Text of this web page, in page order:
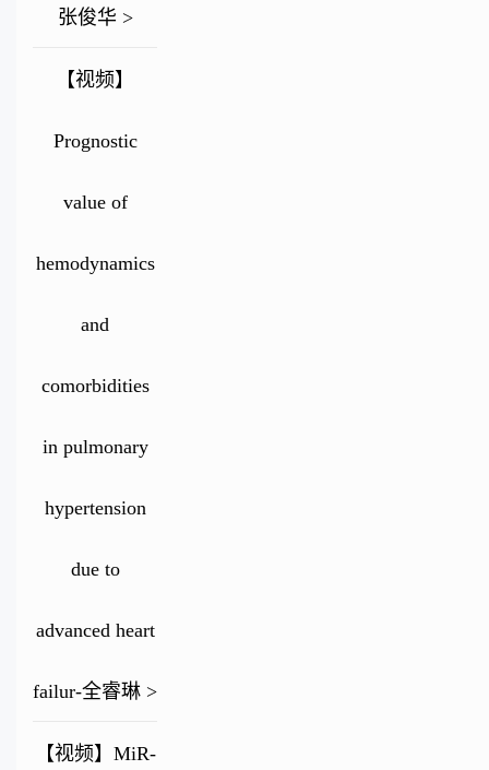
张俊华 >
【视频】
Prognostic
value of
hemodynamics
and
comorbidities
in pulmonary
hypertension
due to
advanced heart
failur-全睿琳 >
【视频】MiR-